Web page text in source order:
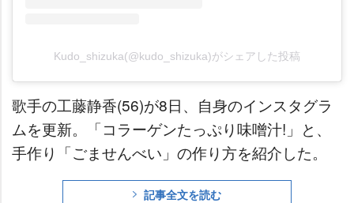
Kudo_shizuka(@kudo_shizuka)がシェアした投稿
歌手の工藤静香(56)が8日、自身のインスタグラ
ムを更新。「コラーゲンたっぷり味噌汁!」と、
手作り「ごませんべい」の作り方を紹介した。
記事全文を読む